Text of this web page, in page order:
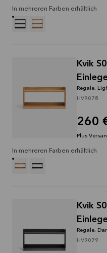
In mehreren Farben erhältlich
Kvik
Regale,
HV9078
260
Plus
In mehreren Farben erhältlich
Kvik
Regale,
HV9079